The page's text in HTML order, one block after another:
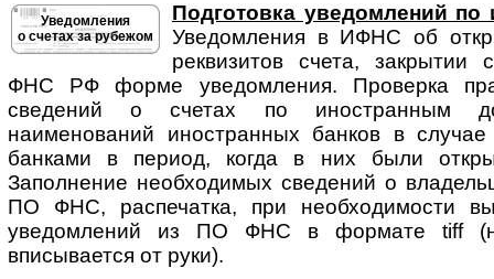
Уведомления
о счетах за рубежом
Подготовка уведомлений по
Уведомления в ИФНС об
реквизитов счета, закрытии
ФНС РФ форме уведомления. Проверка
сведений о счетах по иностранным
наименований иностранных банков в
банками в период, когда в них были
Заполнение необходимых сведений о
ПО ФНС, распечатка, при необходимости
уведомлений из ПО ФНС в формате tiff
вписывается от руки).